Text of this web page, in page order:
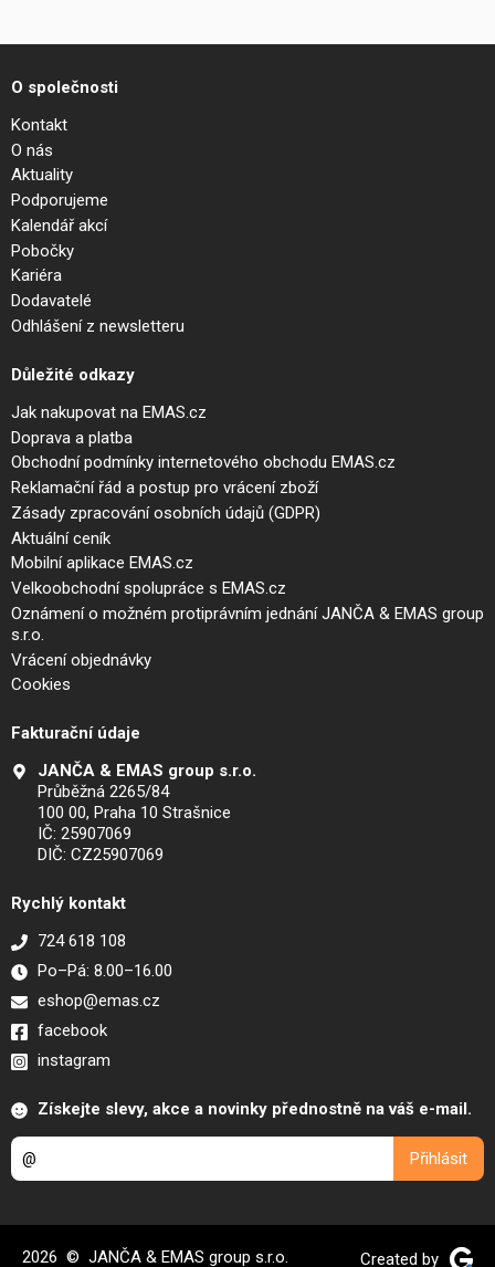
O společnosti
Kontakt
O nás
Aktuality
Podporujeme
Kalendář akcí
Pobočky
Kariéra
Dodavatelé
Odhlášení z newsletteru
Důležité odkazy
Jak nakupovat na EMAS.cz
Doprava a platba
Obchodní podmínky internetového obchodu EMAS.cz
Reklamační řád a postup pro vrácení zboží
Zásady zpracování osobních údajů (GDPR)
Aktuální ceník
Mobilní aplikace EMAS.cz
Velkoobchodní spolupráce s EMAS.cz
Oznámení o možném protiprávním jednání JANČA & EMAS group
s.r.o.
Vrácení objednávky
Cookies
Fakturační údaje
JANČA & EMAS group s.r.o.
Průběžná 2265/84
100 00, Praha 10 Strašnice
IČ: 25907069
DIČ: CZ25907069
Rychlý kontakt
724 618 108
Po–Pá: 8.00–16.00
eshop@emas.cz
facebook
instagram
Získejte slevy, akce a novinky přednostně na váš e-mail.
2026 © JANČA & EMAS group s.r.o. Created by